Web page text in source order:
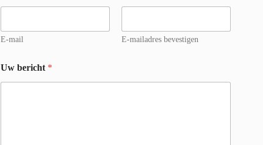
E-mail E-mailadres bevestigen
Uw bericht *